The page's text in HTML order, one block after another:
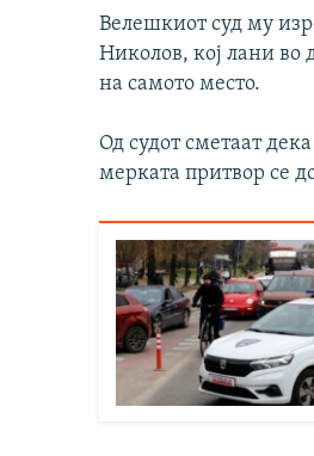
Велешкиот суд му
Николов, кој лани
на самото место.
Од судот сметаат
мерката притвор се